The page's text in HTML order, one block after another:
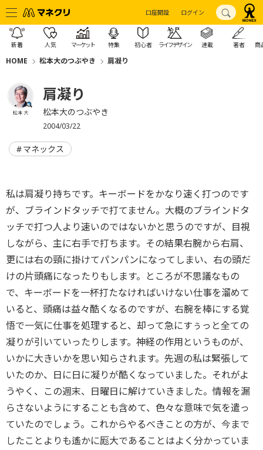
口座開設 ログイン
新着 人気 マーケット 特集 初心者 ライフデザイン 連載 著者 商
HOME 松本大のつぶやき 肩凝り
松本 大
肩凝り
松本大のつぶやき
2004/03/22
マネックス
私は肩凝り持ちです。キーボードをかなり速く打つのです
が、ブラインドタッチで打てません。大概のブラインドタ
ッチで打つ人より速いのではないかと思うのですが、目視
しながら、主に右手で打ちます。その結果右腕から右肩、
更には右の頸に掛けてパンパンになってしまい、右の頭だ
けの片頭痛になったりもします。ところが不思議なもの
で、キーボードを一杯打たなければいけない仕事を溜めて
いると、頭痛は益々酷くなるのですが、右腕を棒にする覚
悟で一気に仕事を処理すると、却って急にすぅっと全ての
凝りが引いていったりします。神経の作用というものが、
いかに大きいかを思い知らされます。先週の私は緊張して
いたのか、日に日に凝りが酷くなっていました。それがよ
うやく、この週末、日曜日に解けていきました。情報を漏
らさないようにすることも含めて、色々な意味で気を遣っ
ていたのでしょう。これからやるべきことの方が、今まで
したことよりも遙かに厖大であることはよく分かっていま